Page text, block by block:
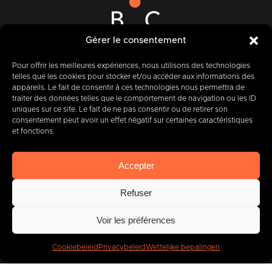
Gérer le consentement
Pour offrir les meilleures expériences, nous utilisons des technologies
telles que les cookies pour stocker et/ou accéder aux informations des
appareils. Le fait de consentir à ces technologies nous permettra de
traiter des données telles que le comportement de navigation ou les ID
uniques sur ce site. Le fait de ne pas consentir ou de retirer son
consentement peut avoir un effet négatif sur certaines caractéristiques
et fonctions.
Accepter
Refuser
Voir les préférences
Cookiebeleid PrivacybeleidWettelijke bepalingen
Rue des Quatre Fils Aymon, 12-14
+32 (0) 65 39 95 70
info@imbc.be
Vandaag, partnervan
400bedrijven.